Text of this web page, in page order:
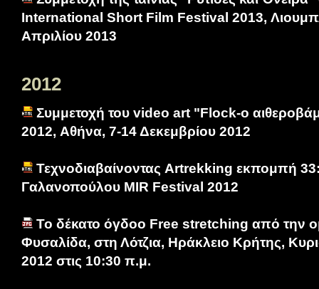
International Short Film Festival 2013,
Απριλίου 2013
2012
Συμμετοχή του video art "Flock-ο
2012, Αθήνα, 7-14 Δεκεμβρίου 2012
Τεχνοδιαβαίνoντας Artrekking εκπομπή
Γαλανοπούλου MIR Festival 2012
Το δέκατο όγδοο Free stretching από την
Φυσαλίδα, στη Λότζια, Ηράκλειο Κρήτης,
2012 στις 10:30 π.μ.